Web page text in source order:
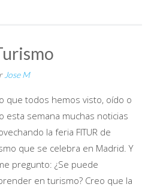
Jose M
que todos hemos visto, oído o
esta semana muchas noticias
la feria FITUR de
que se celebra en Madrid. Y
pregunto: ¿Se puede
en turismo? Creo que la